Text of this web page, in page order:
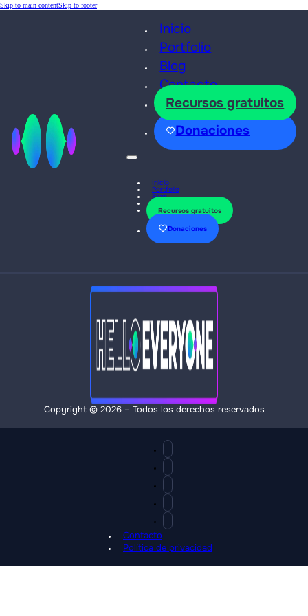
Skip to main contentSkip to footer
Inicio
Portfolio
Blog
Contacto
Recursos gratuitos
Donaciones
Inicio
Portfolio
Blog
Recursos gratuitos
Donaciones
Copyright © 2026 – Todos los derechos reservados
Contacto
Política de privacidad